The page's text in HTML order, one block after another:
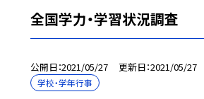
全国学力・学習状況調査
公開日 2021/05/27 更新日 2021/05/27
学校・学年行事